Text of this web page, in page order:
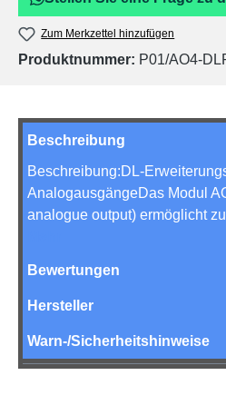
Zum Merkzettel hinzufügen
Produktnummer: P01/AO4-
Beschreibung
Beschreibung:DL-
AnalogausgängeDas Modul
analogue output) ermöglicht
Bewertungen
Hersteller
Warn-/Sicherheitshinweise